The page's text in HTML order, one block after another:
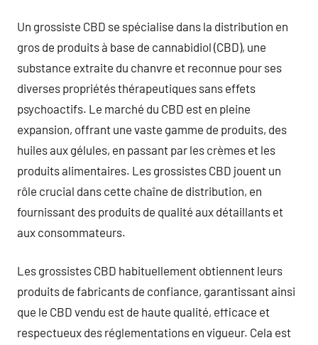
Un grossiste CBD se spécialise dans la distribution en
gros de produits à base de cannabidiol (CBD), une
substance extraite du chanvre et reconnue pour ses
diverses propriétés thérapeutiques sans effets
psychoactifs. Le marché du CBD est en pleine
expansion, offrant une vaste gamme de produits, des
huiles aux gélules, en passant par les crèmes et les
produits alimentaires. Les grossistes CBD jouent un
rôle crucial dans cette chaîne de distribution, en
fournissant des produits de qualité aux détaillants et
aux consommateurs.
Les grossistes CBD habituellement obtiennent leurs
produits de fabricants de confiance, garantissant ainsi
que le CBD vendu est de haute qualité, efficace et
respectueux des réglementations en vigueur. Cela est